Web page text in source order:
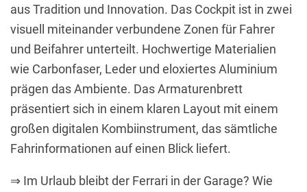
aus Tradition und Innovation. Das Cockpit ist in zwei
visuell miteinander verbundene Zonen für Fahrer
und Beifahrer unterteilt. Hochwertige Materialien
wie Carbonfaser, Leder und eloxiertes Aluminium
prägen das Ambiente. Das Armaturenbrett
präsentiert sich in einem klaren Layout mit einem
großen digitalen Kombiinstrument, das sämtliche
Fahrinformationen auf einen Blick liefert.
⇒ Im Urlaub bleibt der Ferrari in der Garage? Wie